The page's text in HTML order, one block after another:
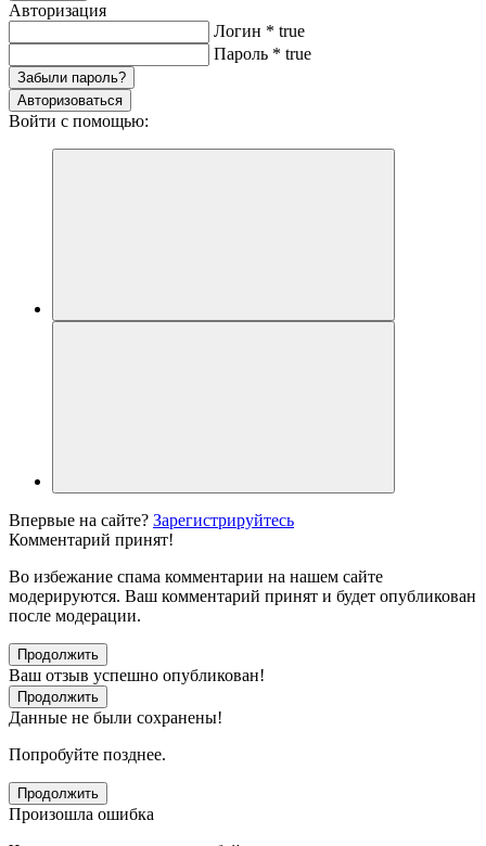
Авторизация
Логин * true
Пароль * true
Забыли пароль?
Авторизоваться
Войти с помощью:
Впервые на сайте? Зарегистрируйтесь
Комментарий принят!
Во избежание спама комментарии на нашем сайте
модерируются. Ваш комментарий принят и будет опубликован
после модерации.
Продолжить
Ваш отзыв успешно опубликован!
Продолжить
Данные не были сохранены!
Попробуйте позднее.
Продолжить
Произошла ошибка